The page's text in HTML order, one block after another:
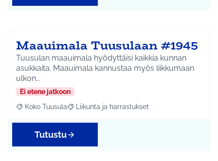
Maauimala Tuusulaan #1945
Tuusulan maauimala hyödyttäisi kaikkia kunnan
asukkaita. Maauimala kannustaa myös liikkumaan
ulkon…
Ei etene jatkoon
Rajaa tulokset aihepiirin mukaan: Koko Tuusula
Koko Tuusula Rajaa tulokset teeman mukaan: Liikunta ja
Liikunta ja harrastukset
Tutustu